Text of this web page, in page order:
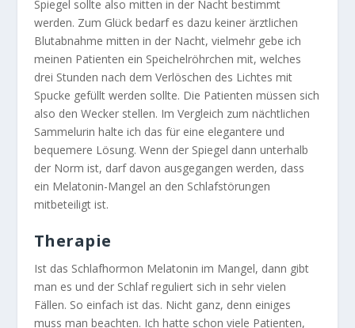
Spiegel sollte also mitten in der Nacht bestimmt
werden. Zum Glück bedarf es dazu keiner ärztlichen
Blutabnahme mitten in der Nacht, vielmehr gebe ich
meinen Patienten ein Speichelröhrchen mit, welches
drei Stunden nach dem Verlöschen des Lichtes mit
Spucke gefüllt werden sollte. Die Patienten müssen sich
also den Wecker stellen. Im Vergleich zum nächtlichen
Sammelurin halte ich das für eine elegantere und
bequemere Lösung. Wenn der Spiegel dann unterhalb
der Norm ist, darf davon ausgegangen werden, dass
ein Melatonin-Mangel an den Schlafstörungen
mitbeteiligt ist.
Therapie
Ist das Schlafhormon Melatonin im Mangel, dann gibt
man es und der Schlaf reguliert sich in sehr vielen
Fällen. So einfach ist das. Nicht ganz, denn einiges
muss man beachten. Ich hatte schon viele Patienten,